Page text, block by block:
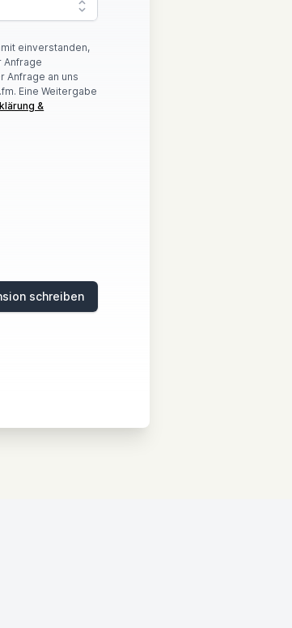
einverstanden,
Anfrage
Anfrage an uns
Eine Weitergabe
&
schreiben